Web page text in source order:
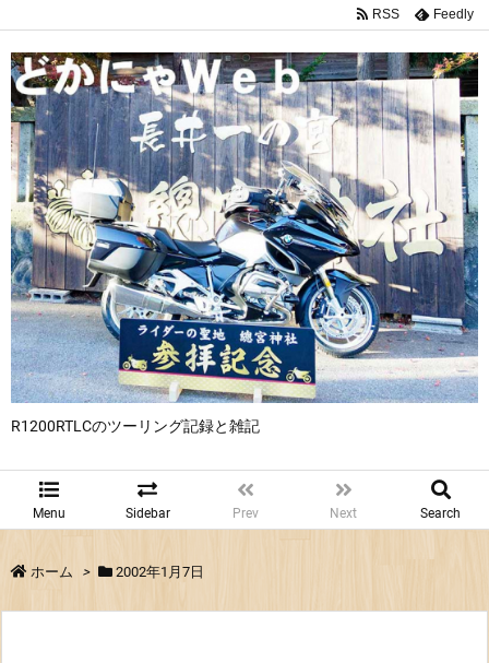
R1200RTLCのツーリング記録と雑記
Menu Sidebar Prev Next Search
RSS Feedly
ホーム > 2002年1月7日